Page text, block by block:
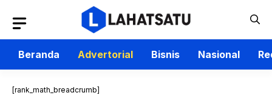
isi
Beranda
Advertorial Bisnis Nasional
[rank_math_breadcrumb]